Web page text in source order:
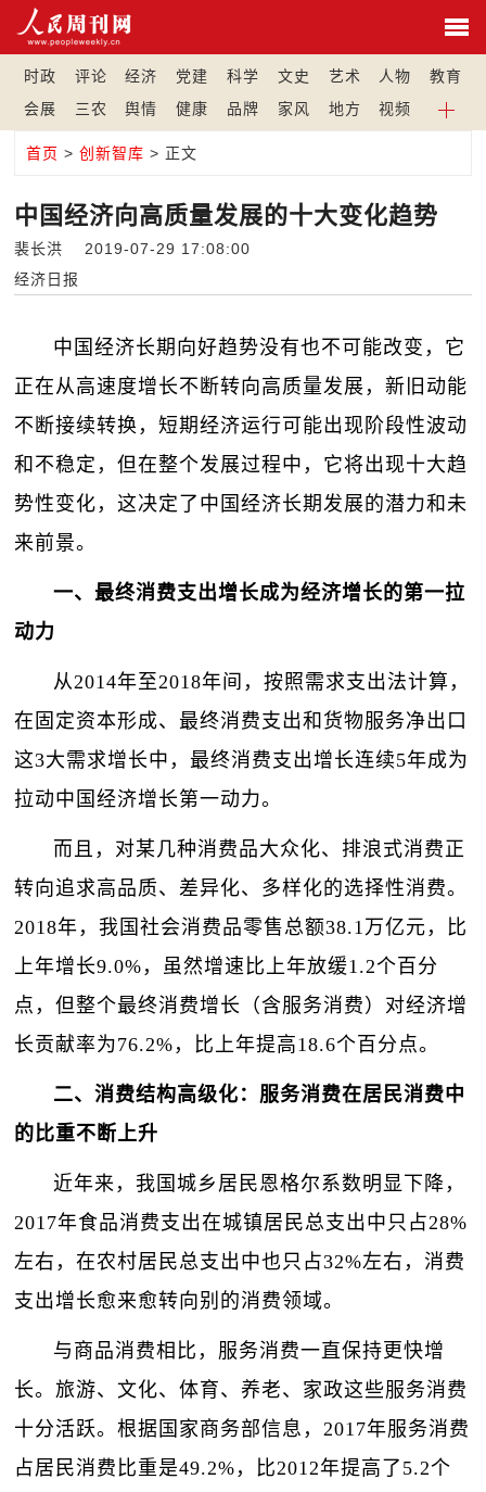
时政 评论 经济 党建 科学 文史 艺术 人物
教育
会展
三农 舆情 健康 品牌 家风 地方 视频
首页 >创新智库 > 正文
中国经济向高质量发展的十大变化趋势
裴长洪 2019-07-29 17:08:00
经济日报
中国经济长期向好趋势没有也不可能改变，它
正在从高速度增长不断转向高质量发展，新旧动能
不断接续转换，短期经济运行可能出现阶段性波动
和不稳定，但在整个发展过程中，它将出现十大趋
势性变化，这决定了中国经济长期发展的潜力和未
来前景。
一、最终消费支出增长成为经济增长的第一拉
动力
从2014年至2018年间，按照需求支出法计算，
在固定资本形成、最终消费支出和货物服务净出口
这3大需求增长中，最终消费支出增长连续5年成为
拉动中国经济增长第一动力。
而且，对某几种消费品大众化、排浪式消费正
转向追求高品质、差异化、多样化的选择性消费。
2018年，我国社会消费品零售总额38.1万亿元，比
上年增长9.0%，虽然增速比上年放缓1.2个百分
点，但整个最终消费增长（含服务消费）对经济增
长贡献率为76.2%，比上年提高18.6个百分点。
二、消费结构高级化：服务消费在居民消费中
的比重不断上升
近年来，我国城乡居民恩格尔系数明显下降，
2017年食品消费支出在城镇居民总支出中只占28%
左右，在农村居民总支出中也只占32%左右，消费
支出增长愈来愈转向别的消费领域。
与商品消费相比，服务消费一直保持更快增
长。旅游、文化、体育、养老、家政这些服务消费
十分活跃。根据国家商务部信息，2017年服务消费
占居民消费比重是49.2%，比2012年提高了5.2个